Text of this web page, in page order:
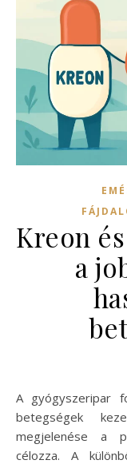
Kreon
a
A gyógyszeripar folyamatos fejlődése és a különböző
betegségek
megjelenése a
célozza. A